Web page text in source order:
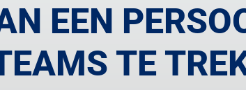
EEN
TE